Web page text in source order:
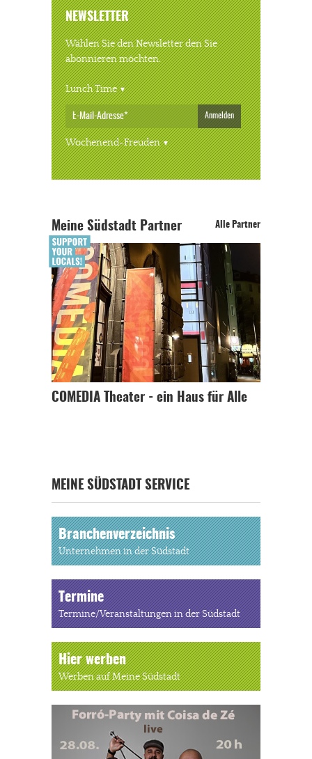
NEWSLETTER
Wählen Sie den Newsletter den Sie
abonnieren möchten.
Lunch Time
Anmelden
Wochenend-Freuden
Meine Südstadt Partner Alle Partner
COMEDIA Theater - ein Haus für Alle
MEINE SÜDSTADT SERVICE
Branchenverzeichnis
Unternehmen in der Südstadt
Termine
Termine/Veranstaltungen in der Südstadt
Hier werben
Werben auf Meine Südstadt